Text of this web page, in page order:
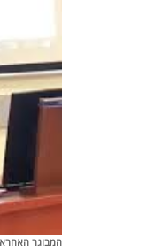
המבוגר